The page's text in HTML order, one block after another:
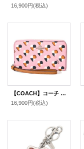
16,900円(税込)
【COACH】コーチ コーティング キャンパス レザー ハート柄 プリント フォン クラッチ ウォレット iPhone スマホ マルチ 財布 ブラッシュマルチ（日本未発売）
16,900円(税込)